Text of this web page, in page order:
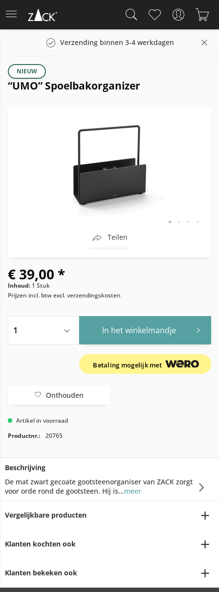
Verzending binnen 3-4 werkdagen
“UMO” Spoelbakorganizer
NIEUW
Teilen
€ 39,00 *
Inhoud: 1 Stuk
Prijzen incl. btwexcl. verzendingskosten
In het winkelmandje
Betaling mogelijk met
Onthouden
Artikel in voorraad
Productnr.:
20765
Beschrijving
De mat zwart gecoate gootsteenorganiser van ZACK zorgt
voor orde rond de gootsteen. Hij is...meer
Vergelijkbare producten
Klanten kochten ook
Klanten bekeken ook